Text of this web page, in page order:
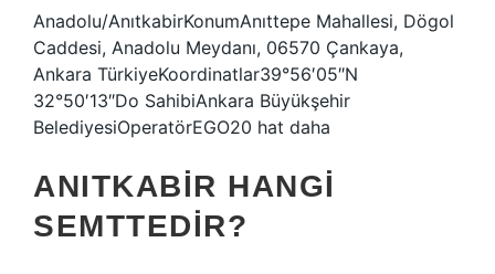
Anadolu/AnıtkabirKonumAnıttepe Mahallesi, Dögol
Caddesi, Anadolu Meydanı, 06570 Çankaya,
Ankara TürkiyeKoordinatlar39°56′05″N
32°50′13″Do SahibiAnkara Büyükşehir
BelediyesiOperatörEGO20 hat daha
ANITKABIR HANGI
SEMTTEDIR?